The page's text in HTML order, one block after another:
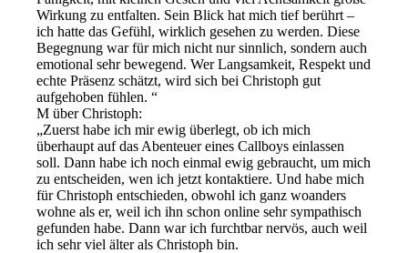
Wirkung zu entfalten. Sein Blick hat mich tief berührt –
ich hatte das Gefühl, wirklich gesehen zu werden. Diese
Begegnung war für mich nicht nur sinnlich, sondern auch
emotional sehr bewegend. Wer Langsamkeit, Respekt und
echte Präsenz schätzt, wird sich bei Christoph gut
aufgehoben fühlen.
M über Christoph:
Zuerst habe ich mir ewig überlegt, ob ich mich
überhaupt auf das Abenteuer eines Callboys einlassen
soll. Dann habe ich noch einmal ewig gebraucht, um mich
zu entscheiden, wen ich jetzt kontaktiere. Und habe mich
für Christoph entschieden, obwohl ich ganz woanders
wohne als er, weil ich ihn schon online sehr sympathisch
gefunden habe. Dann war ich furchtbar nervös, auch weil
ich sehr viel älter als Christoph bin.